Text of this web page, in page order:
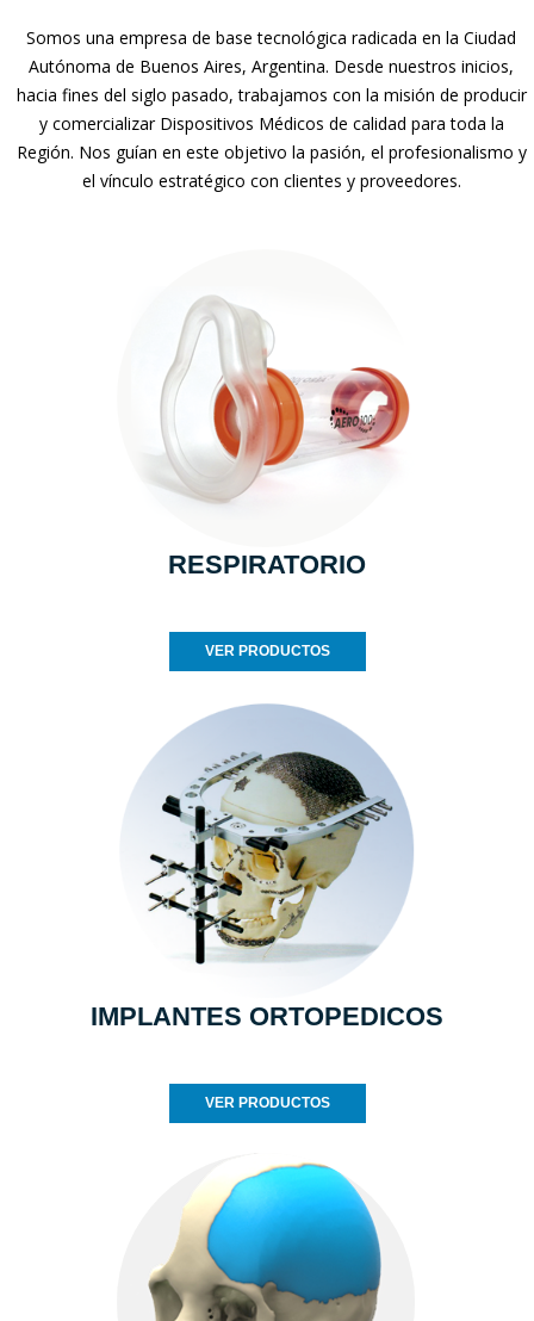
Somos una empresa de base tecnológica radicada en la Ciudad
Autónoma de Buenos Aires, Argentina. Desde nuestros inicios,
hacia fines del siglo pasado, trabajamos con la misión de producir
y comercializar Dispositivos Médicos de calidad para toda la
Región. Nos guían en este objetivo la pasión, el profesionalismo y
el vínculo estratégico con clientes y proveedores.
RESPIRATORIO
VER PRODUCTOS
IMPLANTES ORTOPEDICOS
VER PRODUCTOS